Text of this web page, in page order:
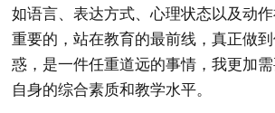
如语言、表达方式、心理状态以及动
重要的，站在教育的最前线，真正做
惑，是一件任重道远的事情，我更加
自身的综合素质和教学水平。